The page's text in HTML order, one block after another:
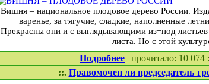
Вишня – национальное плодовое дерево России.
варенье, за тягучие, сладкие, наполненные
Прекрасны они и с выглядывающими из¬под
листа. Но с этой
Подробнее | прочитало: 10 074
::. Правомочен ли председатель